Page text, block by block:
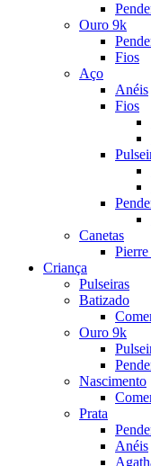
Ouro 9k
Fios
Aço
Anéis
Fios
Canetas
Criança
Pulseiras
Batizado
Ouro 9k
Nascimento
Prata
Anéis